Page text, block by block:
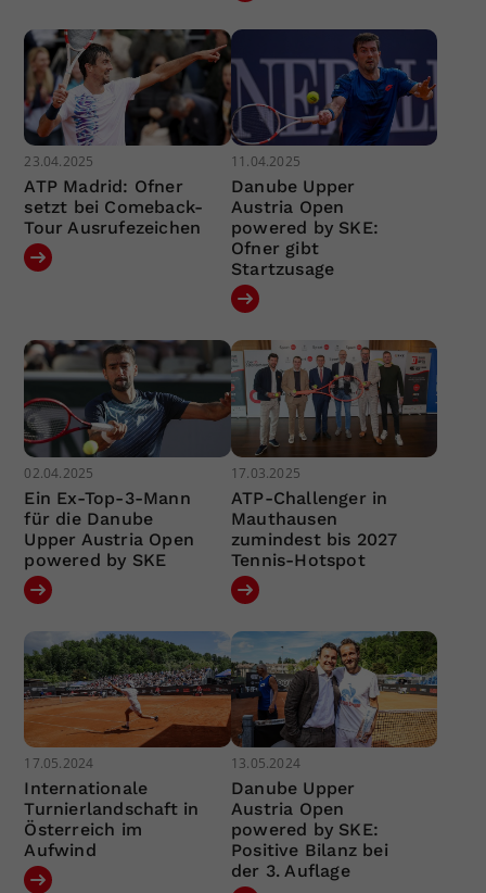
23.04.2025
ATP Madrid: Ofner
setzt bei Comeback-
Tour Ausrufezeichen
11.04.2025
Danube Upper
Austria Open
powered by SKE:
Ofner gibt
Startzusage
02.04.2025
Ein Ex-Top-3-Mann
für die Danube
Upper Austria Open
powered by SKE
17.03.2025
ATP-Challenger in
Mauthausen
zumindest bis 2027
Tennis-Hotspot
17.05.2024
Internationale
Turnierlandschaft in
Österreich im
Aufwind
13.05.2024
Danube Upper
Austria Open
powered by SKE:
Positive Bilanz bei
der 3. Auflage